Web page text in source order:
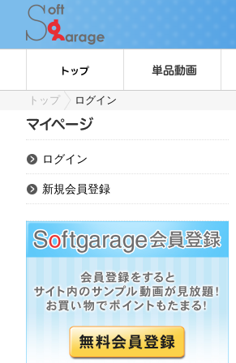
トップ ログイン
ログイン
新規会員登録